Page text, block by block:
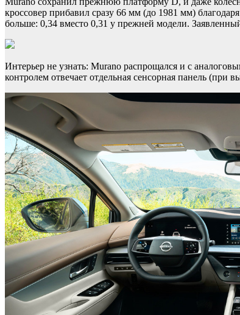
кроссовер прибавил сразу 66 мм (до 1981 мм)
больше: 0,34 вместо 0,31 у прежней модели.
Интерьер не узнать: Murano распрощался и с
контролем отвечает отдельная сенсорная панель